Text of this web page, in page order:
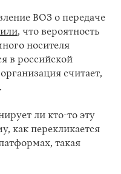
ВОЗ о передаче
, что вероятность
носителя
в российской
считает,
ли кто-то эту
как перекликается
такая